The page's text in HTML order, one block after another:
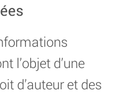
l’objet d’une
d’auteur et des